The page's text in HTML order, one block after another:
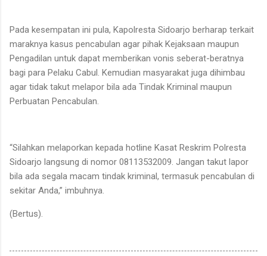
Pada kesempatan ini pula, Kapolresta Sidoarjo berharap terkait
maraknya kasus pencabulan agar pihak Kejaksaan maupun
Pengadilan untuk dapat memberikan vonis seberat-beratnya
bagi para Pelaku Cabul. Kemudian masyarakat juga dihimbau
agar tidak takut melapor bila ada Tindak Kriminal maupun
Perbuatan Pencabulan.
“Silahkan melaporkan kepada hotline Kasat Reskrim Polresta
Sidoarjo langsung di nomor 08113532009. Jangan takut lapor
bila ada segala macam tindak kriminal, termasuk pencabulan di
sekitar Anda,” imbuhnya.
(Bertus).